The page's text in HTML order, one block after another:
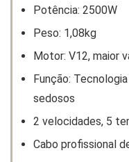
Potência: 2500W
Peso: 1,08kg
Motor: V12, maior
Função:
sedosos
2 velocidades, 5
Cabo profissional